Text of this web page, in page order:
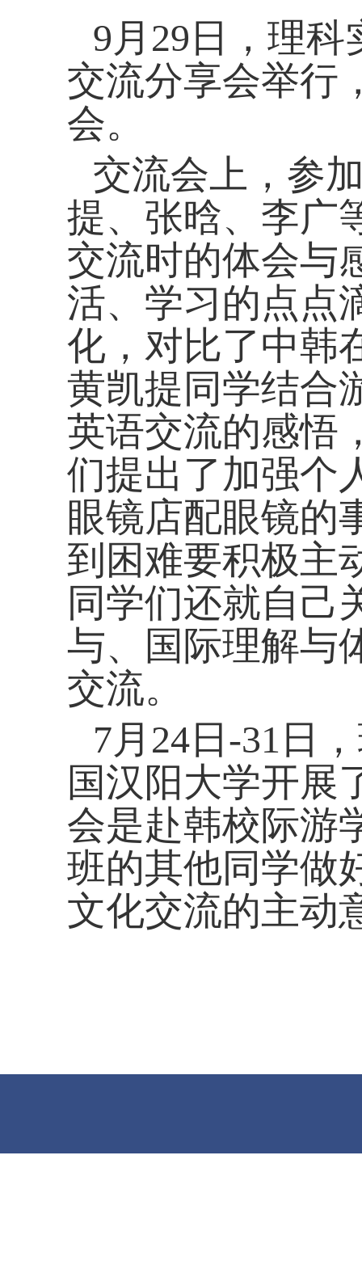
9 月 29 日，理
交流分享会举行
会。
交流会上，参
提、张晗、李广
交流时的体会与
活、学习的点点
化，对比了中韩
黄凯提同学结合
英语交流的感悟
们提出了加强个
眼镜店配眼镜的
到困难要积极主
同学们还就自己
与、国际理解与
交流。
7月24日-31日
国汉阳大学开展
会是赴韩校际游
班的其他同学做
文化交流的主动